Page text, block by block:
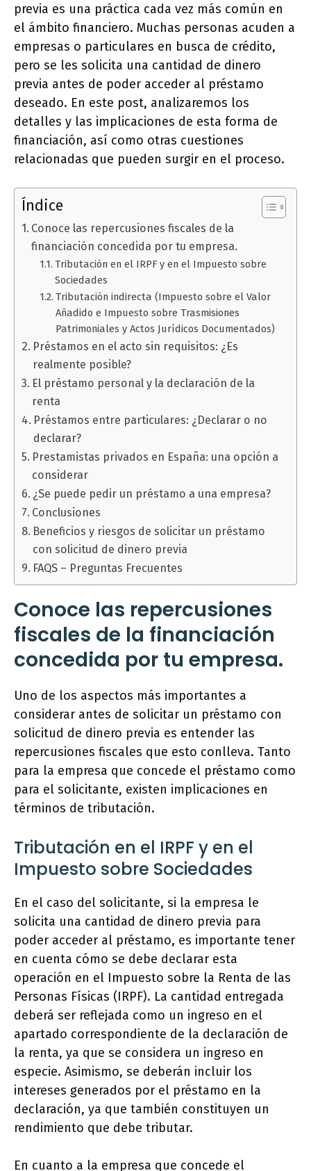
previa es una práctica cada vez más común en
el ámbito financiero. Muchas personas acuden a
empresas o particulares en busca de crédito,
pero se les solicita una cantidad de dinero
previa antes de poder acceder al préstamo
deseado. En este post, analizaremos los
detalles y las implicaciones de esta forma de
financiación, así como otras cuestiones
relacionadas que pueden surgir en el proceso.
Índice
Conoce las repercusiones fiscales de la
financiación concedida por tu empresa.
Tributación en el IRPF y en el Impuesto sobre
Sociedades
Tributación indirecta (Impuesto sobre el Valor
Añadido e Impuesto sobre Trasmisiones
Patrimoniales y Actos Jurídicos Documentados)
Préstamos en el acto sin requisitos: ¿Es
realmente posible?
El préstamo personal y la declaración de la
renta
Préstamos entre particulares: ¿Declarar o no
declarar?
Prestamistas privados en España: una opción a
considerar
¿Se puede pedir un préstamo a una empresa?
Conclusiones
Beneficios y riesgos de solicitar un préstamo
con solicitud de dinero previa
FAQS – Preguntas Frecuentes
Conoce las repercusiones
fiscales de la financiación
concedida por tu empresa.
Uno de los aspectos más importantes a
considerar antes de solicitar un préstamo con
solicitud de dinero previa es entender las
repercusiones fiscales que esto conlleva. Tanto
para la empresa que concede el préstamo como
para el solicitante, existen implicaciones en
términos de tributación.
Tributación en el IRPF y en el
Impuesto sobre Sociedades
En el caso del solicitante, si la empresa le
solicita una cantidad de dinero previa para
poder acceder al préstamo, es importante tener
en cuenta cómo se debe declarar esta
operación en el Impuesto sobre la Renta de las
Personas Físicas (IRPF). La cantidad entregada
deberá ser reflejada como un ingreso en el
apartado correspondiente de la declaración de
la renta, ya que se considera un ingreso en
especie. Asimismo, se deberán incluir los
intereses generados por el préstamo en la
declaración, ya que también constituyen un
rendimiento que debe tributar.
En cuanto a la empresa que concede el